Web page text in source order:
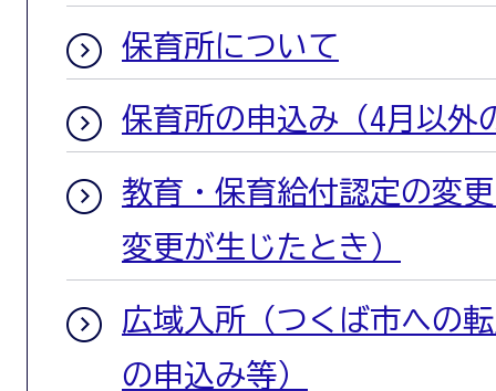
保育所について
保育所の申込み（4月以外
教育・保育給付認定の変
変更が生じたとき）
広域入所（つくば市への
の申込み等）